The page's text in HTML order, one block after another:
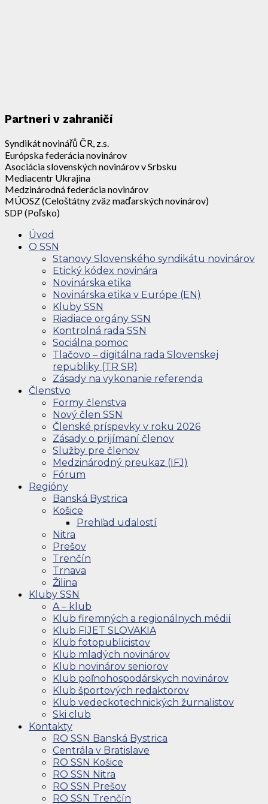
Partneri v zahraničí
Syndikát novinářů ČR, z.s.
Európska federácia novinárov
Asociácia slovenských novinárov v Srbsku
Mediacentr Ukrajina
Medzinárodná federácia novinárov
MÚOSZ (Celoštátny zväz maďarských novinárov)
SDP (Poľsko)
Úvod
O SSN
Stanovy Slovenského syndikátu novinárov
Etický kódex novinára
Novinárska etika
Novinárska etika v Európe (EN)
Kluby SSN
Riadiace orgány SSN
Kontrolná rada SSN
Sociálna pomoc
Tlačovo – digitálna rada Slovenskej
republiky (TR SR)
Zásady na vykonanie referenda
Členstvo
Formy členstva
Nový člen SSN
Členské príspevky v roku 2026
Zásady o prijímaní členov
Služby pre členov
Medzinárodný preukaz (IFJ)
Fórum
Regióny
Banská Bystrica
Košice
Prehľad udalostí
Nitra
Prešov
Trenčín
Trnava
Žilina
Kluby SSN
A – klub
Klub firemných a regionálnych médií
Klub FIJET SLOVAKIA
Klub fotopublicistov
Klub mladých novinárov
Klub novinárov seniorov
Klub poľnohospodárskych novinárov
Klub športových redaktorov
Klub vedeckotechnických žurnalistov
Ski club
Kontakty
RO SSN Banská Bystrica
Centrála v Bratislave
RO SSN Košice
RO SSN Nitra
RO SSN Prešov
RO SSN Trenčín